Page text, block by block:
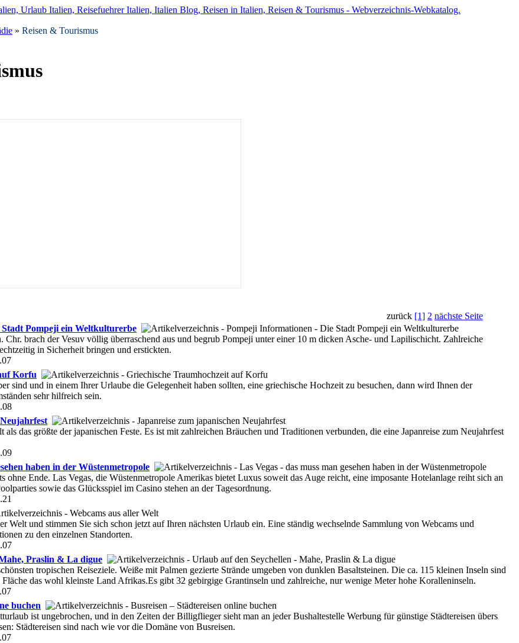
» Reisen & Tourismus
zurück [1] 2 nächste Seite
Pompeji ein Weltkulturerbe
Chr. brach der Vesuv völlig überraschend aus und begrub Pompeji unter einer 10 m dicken Asche- und Lapilischicht. Zahlreiche
in Sicherheit bringen und erstickten.
Korfu
sind und in einem Ihrer Urlaube die Gelegenheit haben sollten, eine griechische Hochzeit zu besuchen, dann wird Ihnen der
sehr hilfreich sein.
als das größte der japanischen Feste. Es ist mit zahlreichen Bräuchen und Traditionen verbunden, die eine Japanreise zum Neujahrfest
haben in der Wüstenmetropole
Ende. Las Vegas, die Wüstenmetropole Amerikas bietet Luxus soweit das Auge reicht, eine imposante Hotelanlage reiht sich an
sowie das Glücksspiel im Casino stehen an der Tagesordnung.
Welt und stimmen Sie sich schon jetzt auf Ihren nächsten Urlaub ein. Eine ständig wechselnde Sammlung von Webcams und
zu den einzelnen Standorten.
Praslin & La digue
tropischen Reiseziele. Weiße mit Palmen gezierte Strände umgeben von dunklen Basaltsteinen. Die ca. 115 kleinen Inseln sind
das wohl kleinste Land Afrikas.Es gibt 32 gebirgige Grantinseln und zahlreiche, nur wenige Meter hohe Koralleninseln.
buchen
ist ungebrochen, und in den Zeiten der Billigflieger sieht man an jeder Bushaltestelle Werbung für günstige Städtereisen übers
Städtereisen sind nach wie vor die Domäne von Busreisen.